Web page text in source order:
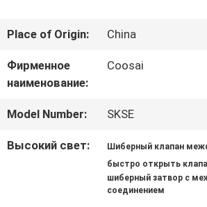
НАС
ЭКСКУРСИЯ
ПО
ЗАВОДУ
Place of Origin: China
Фирменное
наименование:
Coosai
Model Number: SKSE
Высокий свет: Шиберный клапан
быстро открыть
шиберный затвор с
соединением